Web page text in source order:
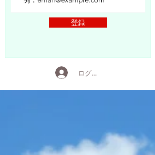
登録
ログイン